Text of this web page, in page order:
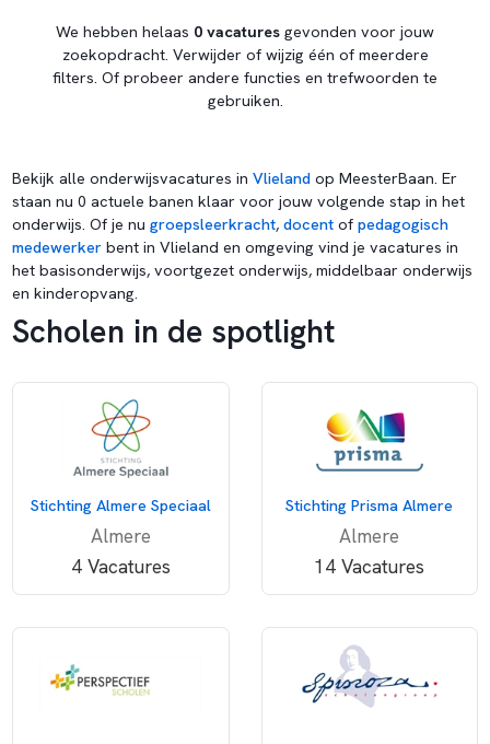
We hebben helaas 0 vacatures gevonden voor jouw
zoekopdracht. Verwijder of wijzig één of meerdere
filters. Of probeer andere functies en trefwoorden te
gebruiken.
Bekijk alle onderwijsvacatures in Vlielandop MeesterBaan. Er
staan nu 0 actuele banen klaar voor jouw volgende stap in het
onderwijs. Of je nu groepsleerkracht, docentof pedagogisch
medewerkerbent in Vlieland en omgeving vind je vacatures in
het basisonderwijs, voortgezet onderwijs, middelbaar onderwijs
en kinderopvang.
Scholen in de spotlight
Stichting Almere Speciaal
Almere
4 Vacatures
Stichting Prisma Almere
Almere
14 Vacatures